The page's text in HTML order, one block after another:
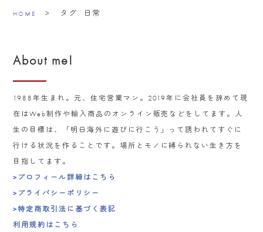
HOME > タグ: 日常
About me!
1988年生まれ。元、住宅営業マン。2019年に会社員を辞めて現
在はWeb制作や輸入商品のオンライン販売などをしてます。人
生の目標は、「明日海外に遊びに行こう」って誘われてすぐに
行ける状況を作ることです。場所とモノに縛られない生き方を
目指してます。
>プロフィール詳細はこちら
>プライバシーポリシー
>特定商取引法に基づく表記
利用規約はこちら